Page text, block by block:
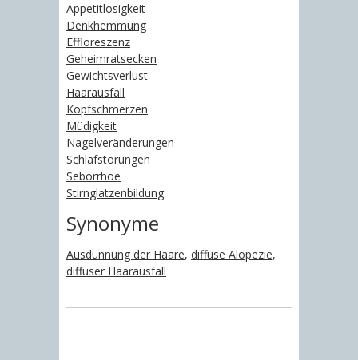
Appetitlosigkeit
Denkhemmung
Effloreszenz
Geheimratsecken
Gewichtsverlust
Haarausfall
Kopfschmerzen
Müdigkeit
Nagelveränderungen
Schlafstörungen
Seborrhoe
Stirnglatzenbildung
Synonyme
Ausdünnung der Haare, diffuse Alopezie,
diffuser Haarausfall